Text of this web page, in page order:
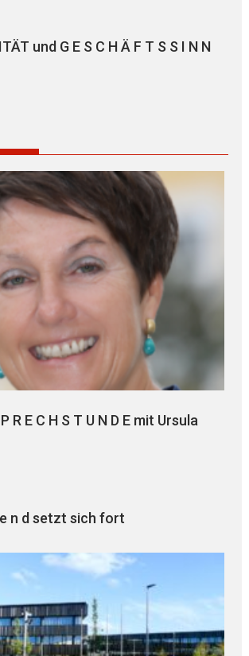
und G E S C H Ä F T S S I N N
P R E C H S T U N D E mit Ursula
n d setzt sich fort